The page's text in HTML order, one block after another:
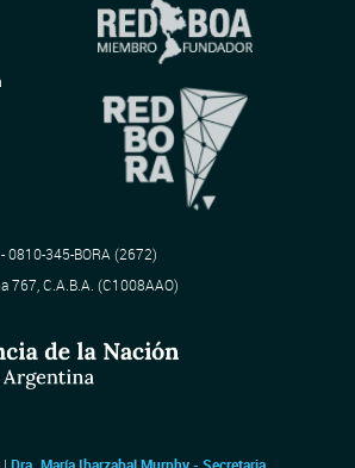
0810-345-BORA (2672)
767, C.A.B.A. (C1008AAO)